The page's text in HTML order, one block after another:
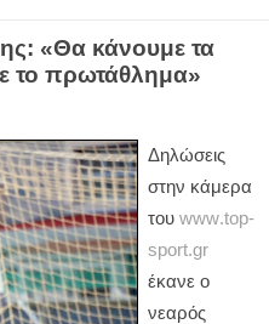
«Θα κάνουμε τα
το πρωτάθλημα»
Δηλώσεις
στην κάμερα
του www.top-
sport.gr
έκανε ο
νεαρός